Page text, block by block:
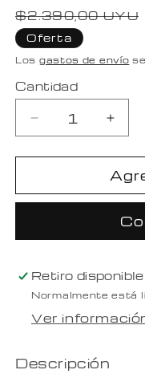
Precio
habitual
$2.390,00 UYU
Oferta
Los gastos de envío
Cantidad
Reducir
cantidad
para
earpods
iPhone
3.5
mm
para
para
3.5
mm
Retiro
Normalmente está
Ver
Descripción